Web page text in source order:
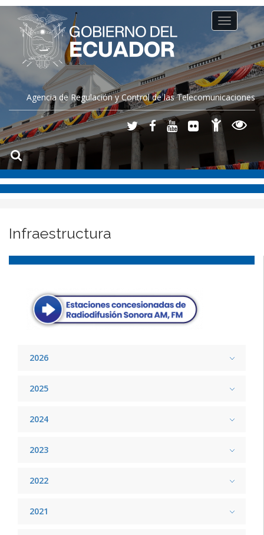
Agencia de Regulación y Control de las Telecomunicaciones
Toggle
navigation
Infraestructura
2026
2025
2024
2023
2022
2021